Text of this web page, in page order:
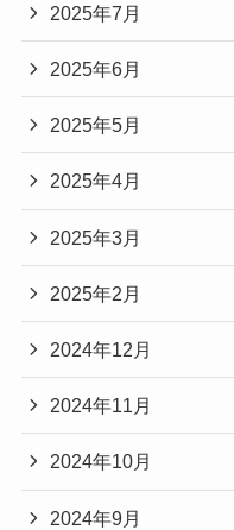
2025年7月
2025年6月
2025年5月
2025年4月
2025年3月
2025年2月
2024年12月
2024年11月
2024年10月
2024年9月